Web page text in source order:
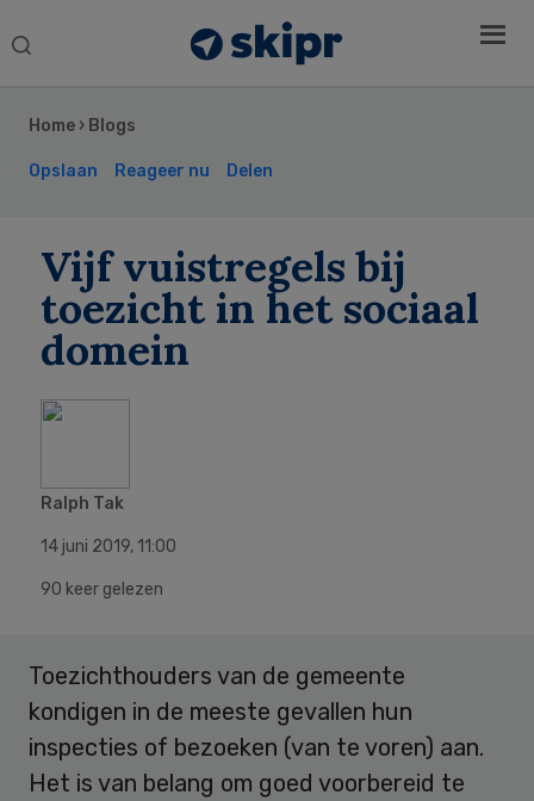
Search
Home › Blogs
Opslaan Reageer nu Delen
Vijf vuistregels bij
toezicht in het sociaal
domein
Ralph Tak
14 juni 2019, 11:00
90 keer gelezen
Toezichthouders van de gemeente
kondigen in de meeste gevallen hun
inspecties of bezoeken (van te voren) aan.
Het is van belang om goed voorbereid te
Sidebar